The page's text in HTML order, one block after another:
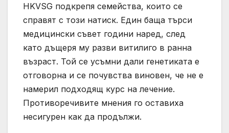
HKVSG подкрепя семейства, които се
справят с този натиск. Един баща търси
медицински съвет години наред, след
като дъщеря му разви витилиго в ранна
възраст. Той се усъмни дали генетиката е
отговорна и се почувства виновен, че не е
намерил подходящ курс на лечение.
Противоречивите мнения го оставиха
несигурен как да продължи.